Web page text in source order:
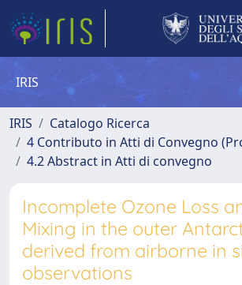
IRIS
IRIS
Catalogo Ricerca
4 Contributo in Atti di Convegno
4.2 Abstract in Atti di convegno
Incomplete Ozone Loss
Mixing in the outer
derived from airborne in
observations